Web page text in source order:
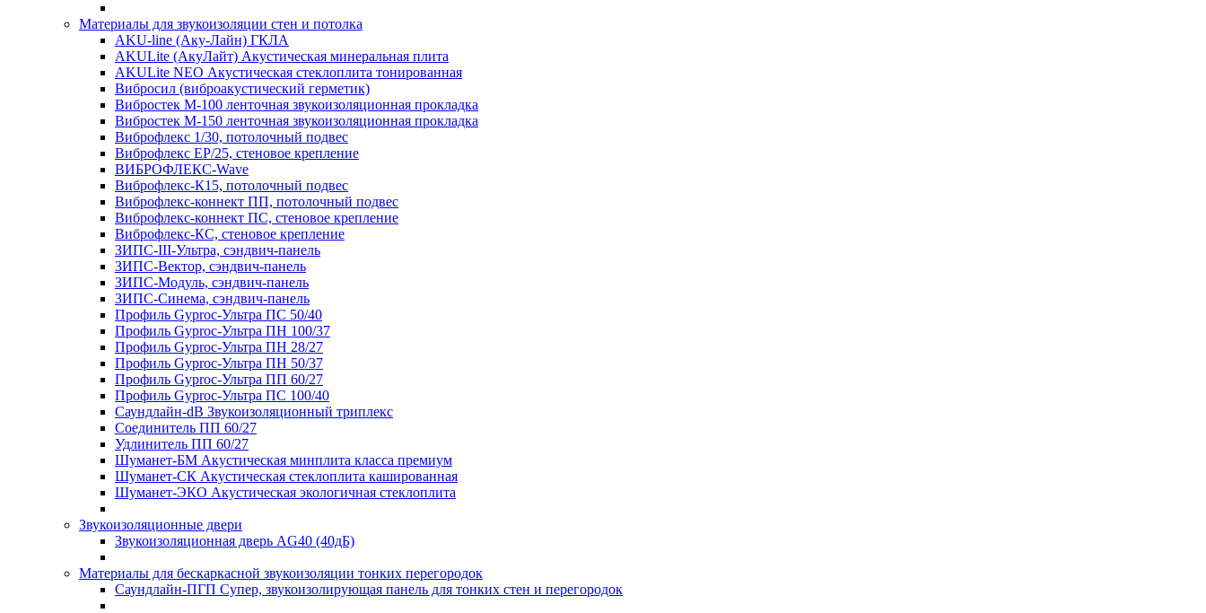
Материалы для звукоизоляции стен и потолка
AKU-line (Aку-Лайн) ГКЛА
AKULite (АкуЛайт) Акустическая минеральная плита
AKULite NEO Акустическая стеклоплита тонированная
Вибросил (виброакустический герметик)
Вибростек М-100 ленточная звукоизоляционная прокладка
Вибростек М-150 ленточная звукоизоляционная прокладка
Виброфлекс 1/30, потолочный подвес
Виброфлекс EP/25, стеновое крепление
ВИБРОФЛЕКС-Wave
Виброфлекс-К15, потолочный подвес
Виброфлекс-коннект ПП, потолочный подвес
Виброфлекс-коннект ПС, стеновое крепление
Виброфлекс-КС, стеновое крепление
ЗИПС-III-Ультра, сэндвич-панель
ЗИПС-Вектор, сэндвич-панель
ЗИПС-Модуль, сэндвич-панель
ЗИПС-Синема, сэндвич-панель
Профиль Gyproc-Ультра ПC 50/40
Профиль Gyproc-Ультра ПН 100/37
Профиль Gyproc-Ультра ПН 28/27
Профиль Gyproc-Ультра ПН 50/37
Профиль Gyproc-Ультра ПП 60/27
Профиль Gyproc-Ультра ПС 100/40
Саундлайн-dB Звукоизоляционный триплекс
Соединитель ПП 60/27
Удлинитель ПП 60/27
Шуманет-БМ Акустическая минплита класса премиум
Шуманет-СК Акустическая стеклоплита кашированная
Шуманет-ЭКО Акустическая экологичная стеклоплита
Звукоизоляционные двери
Звукоизоляционная дверь AG40 (40дБ)
Материалы для бескаркасной звукоизоляции тонких перегородок
Саундлайн-ПГП Супер, звукоизолирующая панель для тонких стен и перегородок